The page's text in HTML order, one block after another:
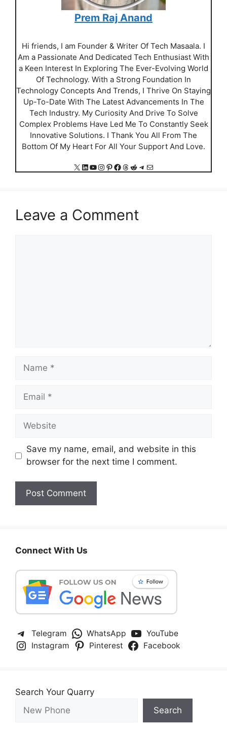
Prem Raj Anand
Hi friends, I am Founder & Writer Of Tech Masaala. I
Am a Passionate And Dedicated Tech Enthusiast With
a Keen Interest In Exploring The Ever-Evolving World
Of Technology. With a Strong Foundation In
Technology Concepts And Trends, I Thrive On Staying
Up-To-Date With The Latest Advancements In The
Tech Industry. My Curiosity And Drive To Solve
Complex Problems Have Led Me To Constantly Seek
Innovative Solutions. I Thank You All From The
Bottom Of My Heart For All Your Support And Love.
X LinkedIn YouTube Instagram Pinterest Facebook Threads Reddit Telegram Mail
Leave a Comment
Name
Email
Website
Save my name, email, and website in this
browser for the next time I comment.
Connect With Us
Telegram WhatsApp
YouTube
Instagram
Pinterest Facebook
Search Your Quarry
Search